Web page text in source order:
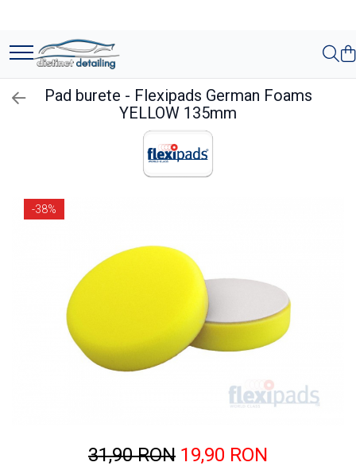
Toate Produsele
Unelte Tornador®
Piese de Schimb Tornador®
Lămpi Inspecţie şi Lucru
Pre-Spălare şi Spălare
Decontaminare
Jante şi Anvelope
Compartiment Motor
Sticlă / Geamuri
Pad burete - Flexipads German Foams
YELLOW 135mm
-38%
31,90 RON 19,90 RON